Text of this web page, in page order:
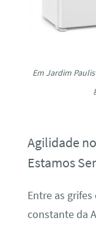
Em Jardim
Agilidade
Estamos
Entre as
constante da